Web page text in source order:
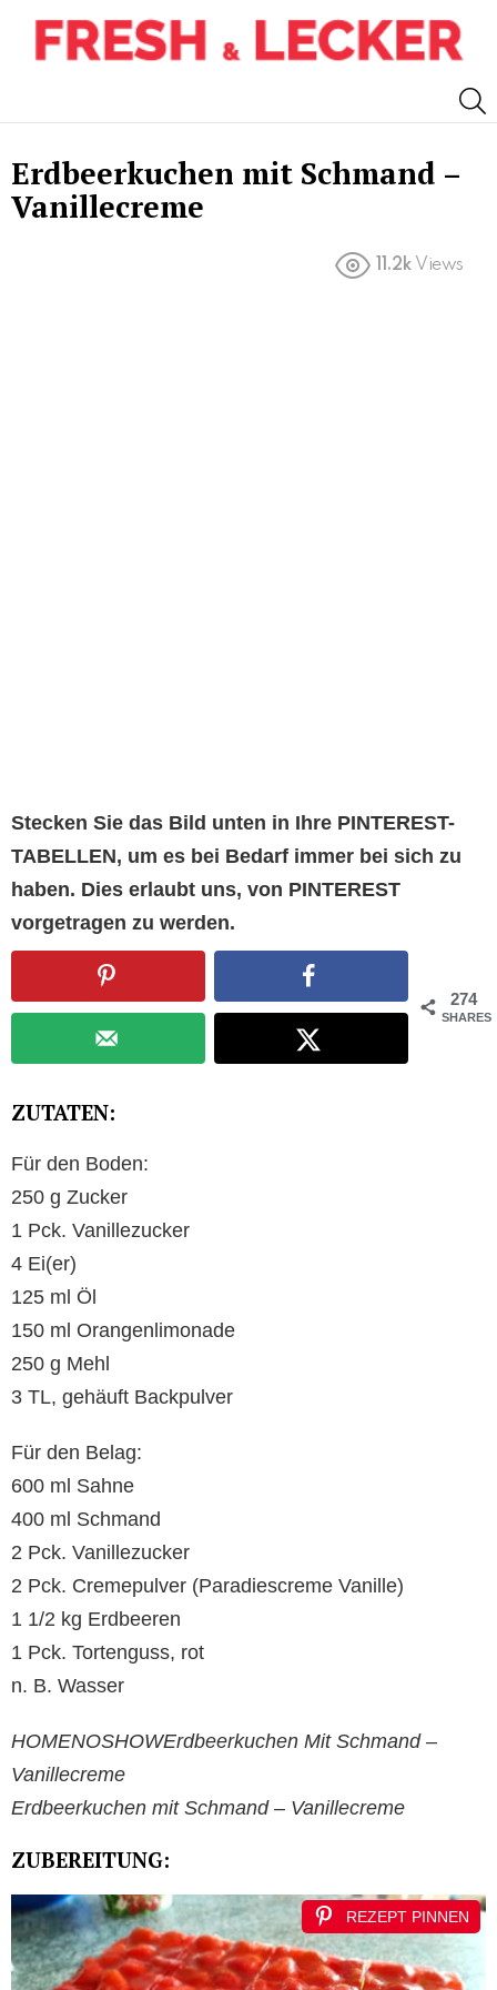
Erdbeerkuchen mit Schmand –
Vanillecreme
11.2k Views
Stecken Sie das Bild unten in Ihre PINTEREST-
TABELLEN, um es bei Bedarf immer bei sich zu
haben. Dies erlaubt uns, von PINTEREST
vorgetragen zu werden.
274
SHARES
ZUTATEN:
Für den Boden:
250 g Zucker
1 Pck. Vanillezucker
4 Ei(er)
125 ml Öl
150 ml Orangenlimonade
250 g Mehl
3 TL, gehäuft Backpulver
Für den Belag:
600 ml Sahne
400 ml Schmand
2 Pck. Vanillezucker
2 Pck. Cremepulver (Paradiescreme Vanille)
1 1/2 kg Erdbeeren
1 Pck. Tortenguss, rot
n. B. Wasser
HOMENOSHOWErdbeerkuchen Mit Schmand –
Vanillecreme
Erdbeerkuchen mit Schmand – Vanillecreme
ZUBEREITUNG:
REZEPT PINNEN